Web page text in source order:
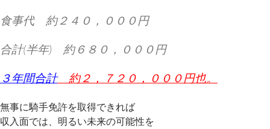
食事代 約２４０，０００円
合計(半年) 約６８０，０００円
３年間合計約２，７２０，０００円也。
無事に騎手免許を取得できれば
収入面では、明るい未来の可能性を